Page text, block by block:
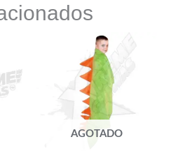
AGOTADO